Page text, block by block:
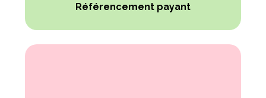
Référencement payant